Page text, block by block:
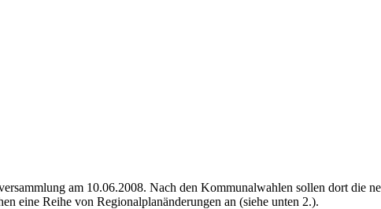
am 10.06.2008. Nach den Kommunalwahlen sollen dort die
eine Reihe von Regionalplanänderungen an (siehe unten 2.).